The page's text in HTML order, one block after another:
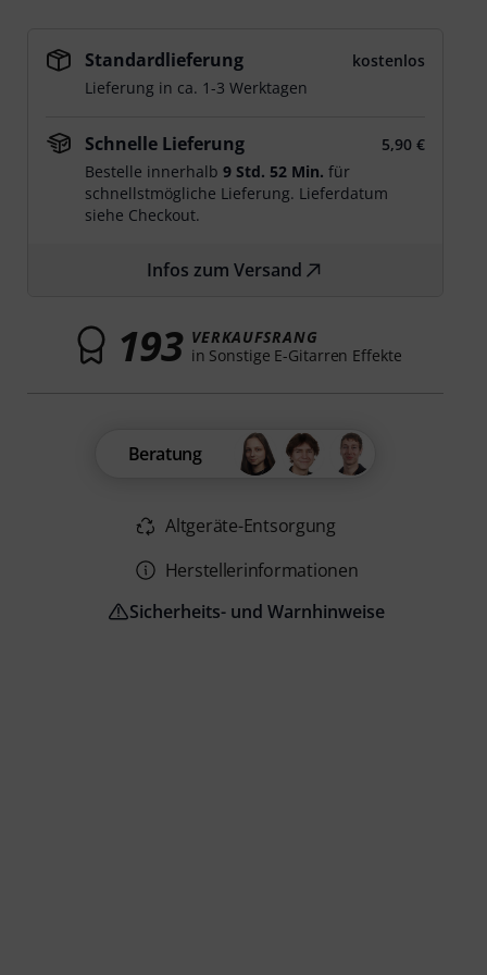
Standardlieferung
kostenlos
Lieferung in ca. 1-3 Werktagen
Schnelle Lieferung
5,90 €
Bestelle innerhalb9 Std. 51 Min. für
schnellstmögliche Lieferung. Lieferdatum
siehe Checkout.
Infos zum Versand
193 VERKAUFSRANG
in Sonstige E-Gitarren Effekte
Beratung
Altgeräte-Entsorgung
Herstellerinformationen
Sicherheits- und Warnhinweise